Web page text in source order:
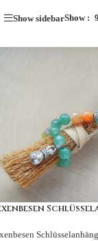
Show sidebarShow 9